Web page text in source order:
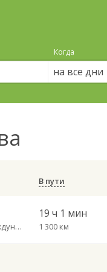
Когда
на все дни
В пути
Москва Международный АВ Южные Ворота
19 ч 1 мин
1 300 км